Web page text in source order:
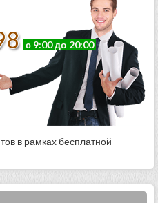
с 9:00 до 20:00
в рамках бесплатной